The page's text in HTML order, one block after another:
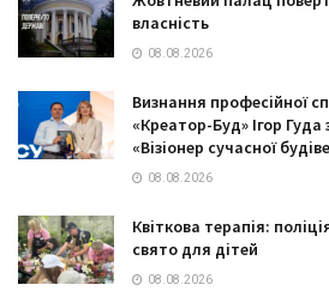
власність
08.08.2026
Визнання професійної
«Креатор-Буд» Ігор
«Візіонер сучасної
08.08.2026
Квіткова терапія:
свято для дітей
08.08.2026